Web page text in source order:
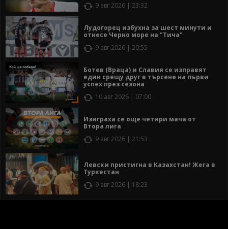
9 авг 2026 | 23:32
Лудогорец избухна за шест минути и
отнесе Черно море на "Тича"
9 авг 2026 | 20:55
Ботев (Враца) и Славия се изправят
един срещу друг в търсене на първи
успех през сезона
10 авг 2026 | 07:00
Изиграха се още четири мача от
Втора лига
9 авг 2026 | 21:53
Левски пристигна в Казахстан! Жега в
Туркестан
9 авг 2026 | 18:23